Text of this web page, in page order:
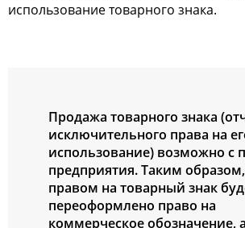
использование товарного знака.
Продажа товарного знака
исключительного права на
использование) возможно с
предприятия. Таким
правом на товарный знак
переоформлено право на
коммерческое обозначение,